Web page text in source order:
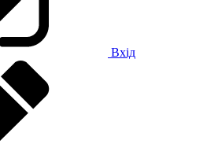
Вхід